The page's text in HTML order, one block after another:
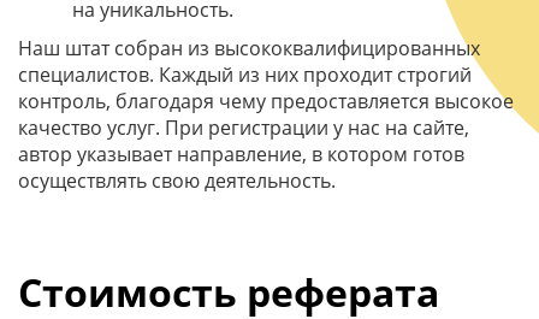
на уникальность.
Наш штат собран из высококвалифицированных
специалистов. Каждый из них проходит строгий
контроль, благодаря чему предоставляется высокое
качество услуг. При регистрации у нас на сайте,
автор указывает направление, в котором готов
осуществлять свою деятельность.
Стоимость реферата